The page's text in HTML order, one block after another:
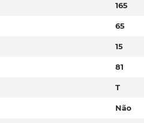
165
65
15
81
T
Não